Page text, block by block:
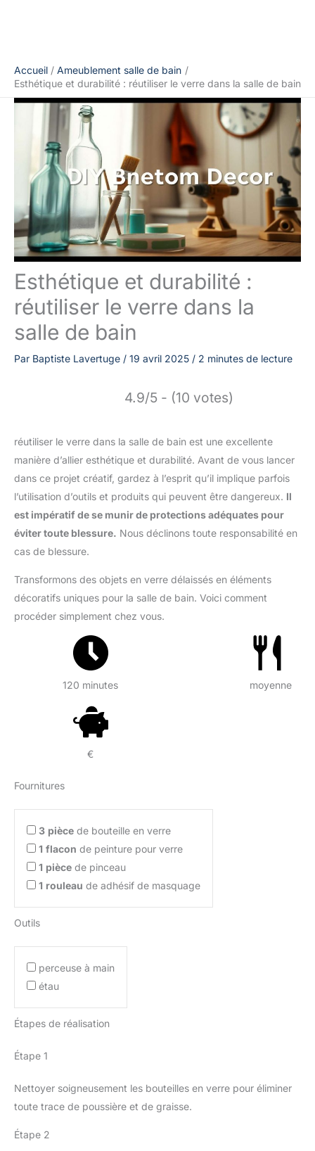
Accueil
Ameublement salle de bain
Esthétique et durabilité : réutiliser le verre dans la salle de bain
Esthétique et durabilité :
réutiliser le verre dans la
salle de bain
Par Baptiste Lavertuge / 19 avril 2025 / 2 minutes de lecture
4.9/5 - (10 votes)
réutiliser le verre dans la salle de bain est une excellente
manière d’allier esthétique et durabilité. Avant de vous lancer
dans ce projet créatif, gardez à l’esprit qu’il implique parfois
l’utilisation d’outils et produits qui peuvent être dangereux. Il
est impératif de se munir de protections adéquates pour
éviter toute blessure. Nous déclinons toute responsabilité en
cas de blessure.
Transformons des objets en verre délaissés en éléments
décoratifs uniques pour la salle de bain. Voici comment
procéder simplement chez vous.
120 minutes moyenne
€
Fournitures
3 pièce de bouteille en verre
1 flacon de peinture pour verre
1 pièce de pinceau
1 rouleau de adhésif de masquage
Outils
perceuse à main
étau
Étapes de réalisation
Étape 1
Nettoyer soigneusement les bouteilles en verre pour éliminer
toute trace de poussière et de graisse.
Étape 2